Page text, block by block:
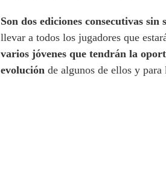
Son dos ediciones consecutivas
llevar a todos los jugadores que
varios jóvenes que tendrán la
evolución de algunos de ellos y